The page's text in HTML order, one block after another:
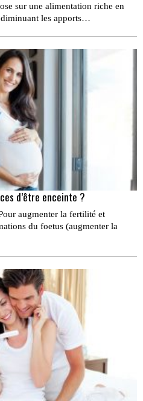
sur une alimentation riche en
les apports…
d’être enceinte ?
augmenter la ferti­lité et
du foetus (augmenter la